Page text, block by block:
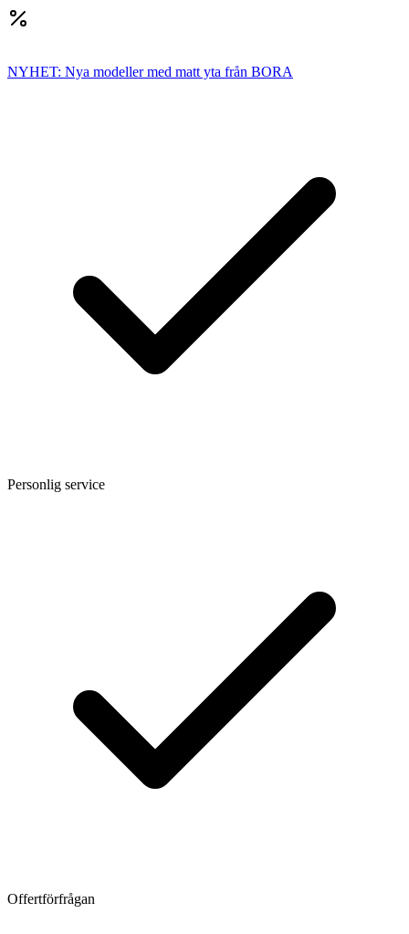
NYHET: Nya modeller med matt yta från BORA
Personlig service
Offertförfrågan